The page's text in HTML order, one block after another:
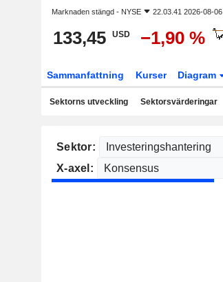
Marknaden stängd - NYSE 22.03.41 2026-08-06
133,45 USD −1,90 %
Sammanfattning Kurser Diagram
Sektorns utveckling Sektorsvärderingar
Sektor:
X-axel: